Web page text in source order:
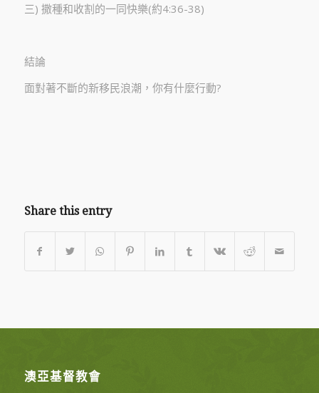
三) 撒種和收割的一同快樂(約4:36-38)
結論
面對著不斷的新移民浪潮，你有什麼行動?
Share this entry
澳亞基督教會